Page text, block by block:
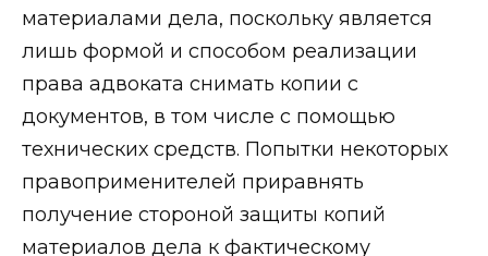
материалами дела, поскольку является
лишь формой и способом реализации
права адвоката снимать копии с
документов, в том числе с помощью
технических средств. Попытки некоторых
правоприменителей приравнять
получение стороной защиты копий
материалов дела к фактическому